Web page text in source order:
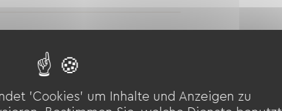
Fön
'Cookies' um Inhalte und Anzeigen zu